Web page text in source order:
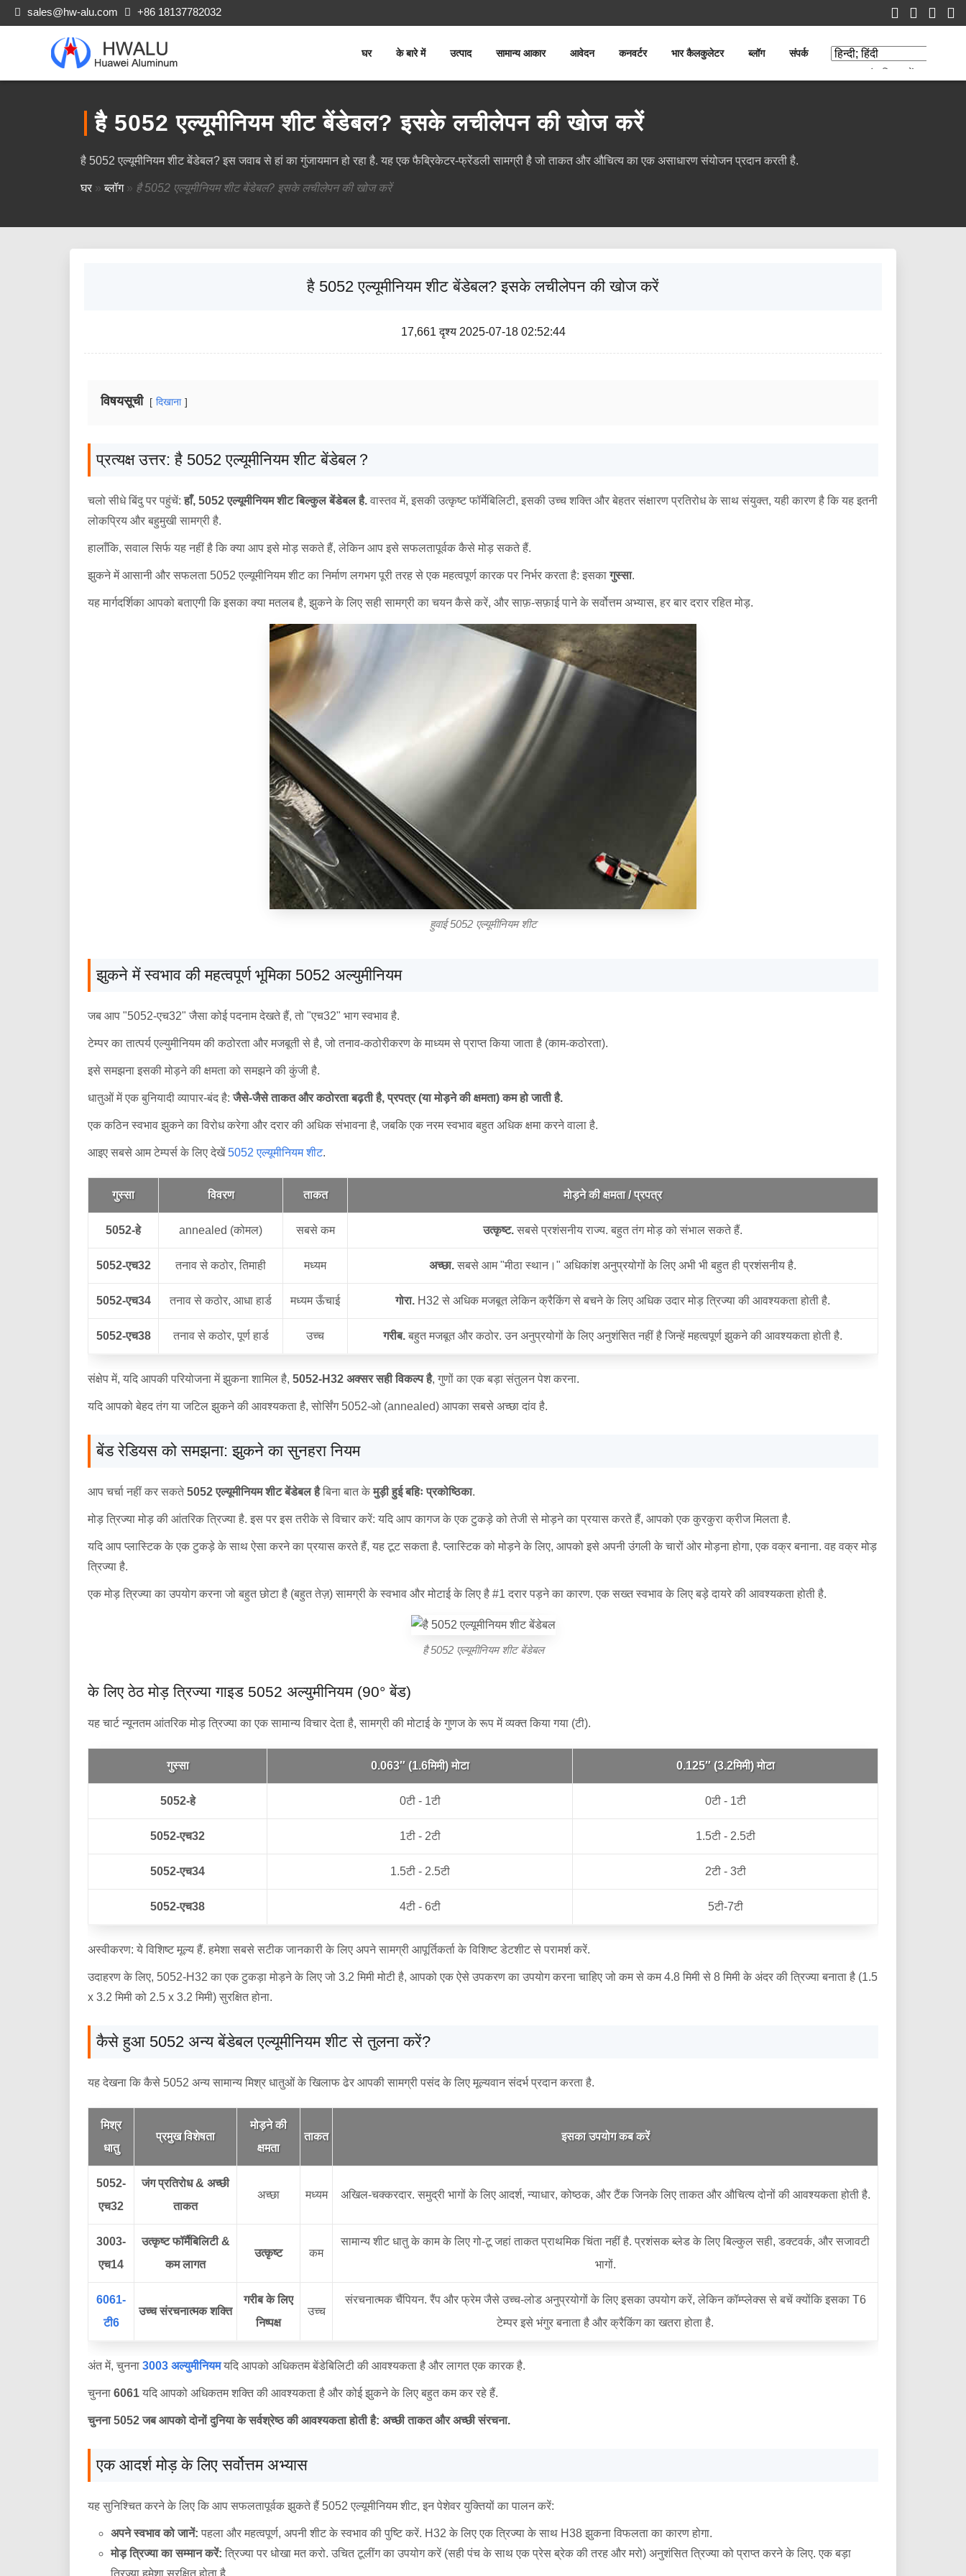
sales@hw-alu.com +86 18137782032
घर के बारे में उत्पाद सामान्य आकार आवेदन कनवर्टर भार कैलकुलेटर ब्लॉग संपर्क
है 5052 एल्यूमीनियम शीट बेंडेबल? इसके लचीलेपन की खोज करें
है 5052 एल्यूमीनियम शीट बेंडेबल? इस जवाब से हां का गुंजायमान हो रहा है. यह एक फैब्रिकेटर-फ्रेंडली सामग्री है जो ताकत और औचित्य का एक असाधारण संयोजन प्रदान करती है.
घर »ब्लॉग» है 5052 एल्यूमीनियम शीट बेंडेबल? इसके लचीलेपन की खोज करें
है 5052 एल्यूमीनियम शीट बेंडेबल? इसके लचीलेपन की खोज करें
17,661 दृश्य 2025-07-18 02:52:44
विषयसूची दिखाना
प्रत्यक्ष उत्तर: है 5052 एल्यूमीनियम शीट बेंडेबल？
चलो सीधे बिंदु पर पहुंचें:हाँ, 5052 एल्यूमीनियम शीट बिल्कुल बेंडेबल है. वास्तव में, इसकी उत्कृष्ट फॉर्मेबिलिटी, इसकी उच्च शक्ति और बेहतर संक्षारण प्रतिरोध के साथ संयुक्त, यही कारण है कि यह इतनी
लोकप्रिय और बहुमुखी सामग्री है.
हालाँकि, सवाल सिर्फ यह नहीं है कि क्या आप इसे मोड़ सकते हैं, लेकिन आप इसे सफलतापूर्वक कैसे मोड़ सकते हैं.
झुकने में आसानी और सफलता 5052 एल्यूमीनियम शीट का निर्माण लगभग पूरी तरह से एक महत्वपूर्ण कारक पर निर्भर करता है: इसकागुस्सा.
यह मार्गदर्शिका आपको बताएगी कि इसका क्या मतलब है, झुकने के लिए सही सामग्री का चयन कैसे करें, और साफ़-सफ़ाई पाने के सर्वोत्तम अभ्यास, हर बार दरार रहित मोड़.
हुवाई 5052 एल्यूमीनियम शीट
झुकने में स्वभाव की महत्वपूर्ण भूमिका 5052 अल्युमीनियम
जब आप "5052-एच32" जैसा कोई पदनाम देखते हैं, तो "एच32" भाग स्वभाव है.
टेम्पर का तात्पर्य एल्युमीनियम की कठोरता और मजबूती से है, जो तनाव-कठोरीकरण के माध्यम से प्राप्त किया जाता है (काम-कठोरता).
इसे समझना इसकी मोड़ने की क्षमता को समझने की कुंजी है.
धातुओं में एक बुनियादी व्यापार-बंद है:जैसे-जैसे ताकत और कठोरता बढ़ती है, प्रपत्र (या मोड़ने की क्षमता) कम हो जाती है.
एक कठिन स्वभाव झुकने का विरोध करेगा और दरार की अधिक संभावना है, जबकि एक नरम स्वभाव बहुत अधिक क्षमा करने वाला है.
आइए सबसे आम टेम्पर्स के लिए देखें5052 एल्यूमीनियम शीट.
गुस्सा विवरण ताकत मोड़ने की क्षमता / प्रपत्र
5052-हे annealed (कोमल) सबसे कम उत्कृष्ट. सबसे प्रशंसनीय राज्य. बहुत तंग मोड़ को संभाल सकते हैं.
5052-एच32 तनाव से कठोर, तिमाही मध्यम अच्छा. सबसे आम "मीठा स्थान।" अधिकांश अनुप्रयोगों के लिए अभी भी बहुत ही प्रशंसनीय है.
5052-एच34 तनाव से कठोर, आधा हार्ड मध्यम ऊँचाई गोरा. H32 से अधिक मजबूत लेकिन क्रैकिंग से बचने के लिए अधिक उदार मोड़ त्रिज्या की आवश्यकता होती है.
5052-एच38 तनाव से कठोर, पूर्ण हार्ड उच्च गरीब. बहुत मजबूत और कठोर. उन अनुप्रयोगों के लिए अनुशंसित नहीं है जिन्हें महत्वपूर्ण झुकने की आवश्यकता होती है.
संक्षेप में, यदि आपकी परियोजना में झुकना शामिल है, 5052-H32 अक्सर सही विकल्प है, गुणों का एक बड़ा संतुलन पेश करना.
यदि आपको बेहद तंग या जटिल झुकने की आवश्यकता है, सोर्सिंग 5052-ओ (annealed) आपका सबसे अच्छा दांव है.
बेंड रेडियस को समझना: झुकने का सुनहरा नियम
आप चर्चा नहीं कर सकते5052 एल्यूमीनियम शीट बेंडेबल हैबिना बात केमुड़ी हुई बहिः प्रकोष्ठिका.
मोड़ त्रिज्या मोड़ की आंतरिक त्रिज्या है. इस पर इस तरीके से विचार करें: यदि आप कागज के एक टुकड़े को तेजी से मोड़ने का प्रयास करते हैं, आपको एक कुरकुरा क्रीज मिलता है.
यदि आप प्लास्टिक के एक टुकड़े के साथ ऐसा करने का प्रयास करते हैं, यह टूट सकता है. प्लास्टिक को मोड़ने के लिए, आपको इसे अपनी उंगली के चारों ओर मोड़ना होगा, एक वक्र बनाना. वह वक्र मोड़
त्रिज्या है.
एक मोड़ त्रिज्या का उपयोग करना जो बहुत छोटा है (बहुत तेज़) सामग्री के स्वभाव और मोटाई के लिए है #1 दरार पड़ने का कारण. एक सख्त स्वभाव के लिए बड़े दायरे की आवश्यकता होती है.
है 5052 एल्यूमीनियम शीट बेंडेबल
के लिए ठेठ मोड़ त्रिज्या गाइड 5052 अल्युमीनियम (90° बेंड)
यह चार्ट न्यूनतम आंतरिक मोड़ त्रिज्या का एक सामान्य विचार देता है, सामग्री की मोटाई के गुणज के रूप में व्यक्त किया गया (टी).
गुस्सा 0.063″ (1.6मिमी) मोटा 0.125″ (3.2मिमी) मोटा
5052-हे 0टी - 1टी 0टी - 1टी
5052-एच32 1टी - 2टी 1.5टी - 2.5टी
5052-एच34 1.5टी - 2.5टी 2टी - 3टी
5052-एच38 4टी - 6टी 5टी-7टी
अस्वीकरण: ये विशिष्ट मूल्य हैं. हमेशा सबसे सटीक जानकारी के लिए अपने सामग्री आपूर्तिकर्ता के विशिष्ट डेटशीट से परामर्श करें.
उदाहरण के लिए, 5052-H32 का एक टुकड़ा मोड़ने के लिए जो 3.2 मिमी मोटी है, आपको एक ऐसे उपकरण का उपयोग करना चाहिए जो कम से कम 4.8 मिमी से 8 मिमी के अंदर की त्रिज्या बनाता है (1.5
x 3.2 मिमी को 2.5 x 3.2 मिमी) सुरक्षित होना.
कैसे हुआ 5052 अन्य बेंडेबल एल्यूमीनियम शीट से तुलना करें?
यह देखना कि कैसे 5052 अन्य सामान्य मिश्र धातुओं के खिलाफ ढेर आपकी सामग्री पसंद के लिए मूल्यवान संदर्भ प्रदान करता है.
मिश्र
धातु
प्रमुख विशेषता
मोड़ने की
क्षमता
ताकत इसका उपयोग कब करें
5052-
एच32
जंग प्रतिरोध & अच्छी
ताकत
अच्छा मध्यम अखिल-चक्करदार. समुद्री भागों के लिए आदर्श, न्याधार, कोष्ठक, और टैंक जिनके लिए ताकत और औचित्य दोनों की आवश्यकता होती है.
3003-
एच14
उत्कृष्ट फॉर्मैबिलिटी &
कम लागत
उत्कृष्ट कम
सामान्य शीट धातु के काम के लिए गो-टू जहां ताकत प्राथमिक चिंता नहीं है. प्रशंसक ब्लेड के लिए बिल्कुल सही, डक्टवर्क, और सजावटी
भागों.
6061-
टी6
उच्च संरचनात्मक शक्ति
गरीब के लिए
निष्पक्ष
उच्च
संरचनात्मक चैंपियन. रैंप और फ्रेम जैसे उच्च-लोड अनुप्रयोगों के लिए इसका उपयोग करें, लेकिन कॉम्प्लेक्स से बचें क्योंकि इसका T6
टेम्पर इसे भंगुर बनाता है और क्रैकिंग का खतरा होता है.
अंत में, चुनना 3003 अल्युमीनियमयदि आपको अधिकतम बेंडेबिलिटी की आवश्यकता है और लागत एक कारक है.
चुनना 6061 यदि आपको अधिकतम शक्ति की आवश्यकता है और कोई झुकने के लिए बहुत कम कर रहे हैं.
चुनना 5052 जब आपको दोनों दुनिया के सर्वश्रेष्ठ की आवश्यकता होती है: अच्छी ताकत और अच्छी संरचना.
एक आदर्श मोड़ के लिए सर्वोत्तम अभ्यास
यह सुनिश्चित करने के लिए कि आप सफलतापूर्वक झुकते हैं 5052 एल्यूमीनियम शीट, इन पेशेवर युक्तियों का पालन करें:
अपने स्वभाव को जानें: पहला और महत्वपूर्ण, अपनी शीट के स्वभाव की पुष्टि करें. H32 के लिए एक त्रिज्या के साथ H38 झुकना विफलता का कारण होगा.
मोड़ त्रिज्या का सम्मान करें: त्रिज्या पर धोखा मत करो. उचित टूलींग का उपयोग करें (सही पंच के साथ एक प्रेस ब्रेक की तरह और मरो) अनुशंसित त्रिज्या को प्राप्त करने के लिए. एक बड़ा
त्रिज्या हमेशा सुरक्षित होता है.